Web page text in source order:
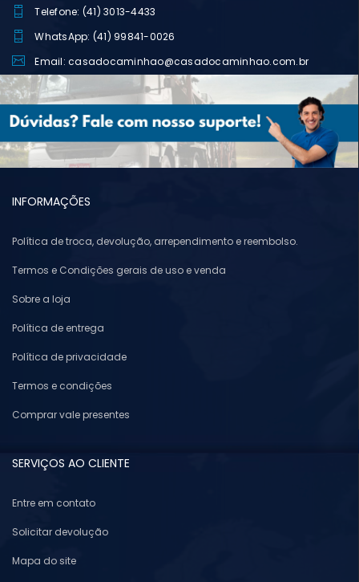
Telefone: (41) 3013-4433
WhatsApp: (41) 99841-0026
Email: casadocaminhao@casadocaminhao.com.br
INFORMAÇÕES
Política de troca, devolução, arrependimento e reembolso.
Termos e Condições gerais de uso e venda
Sobre a loja
Política de entrega
Política de privacidade
Termos e condições
Comprar vale presentes
SERVIÇOS AO CLIENTE
Entre em contato
Solicitar devolução
Mapa do site